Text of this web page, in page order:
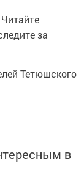
Читайте
за
Тетюшского
в